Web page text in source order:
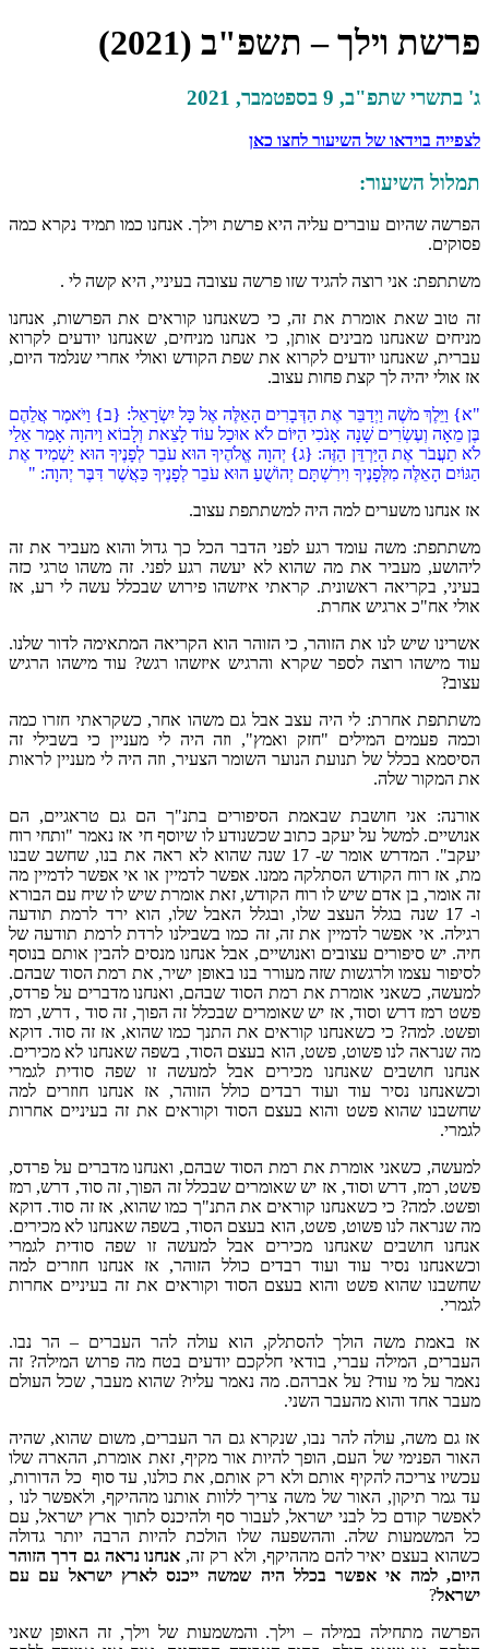
פרשת וילך – תשפ"ב (2021)
ג' בתשרי שתפ"ב, 9 בספטמבר, 2021
לצפייה בוידאו של השיעור לחצו כאן
תמלול השיעור:
הפרשה שהיום עוברים עליה היא פרשת וילך. אנחנו כמו תמיד נקרא כמה
פסוקים.
משתתפת: אני רוצה להגיד שזו פרשה עצובה בעיניי, היא קשה לי .
זה טוב שאת אומרת את זה, כי כשאנחנו קוראים את הפרשות, אנחנו
מניחים שאנחנו מבינים אותן, כי אנחנו מניחים, שאנחנו יודעים לקרוא
עברית, שאנחנו יודעים לקרוא את שפת הקודש ואולי אחרי שנלמד היום,
אז אולי יהיה לך קצת פחות עצוב.
"א} וַיֵּלֶךְ מֹשֶׁה וַיְדַבֵּר אֶת הַדְּבָרִים הָאֵלֶּה אֶל כָּל יִשְׂרָאֵל: {ב} וַיֹּאמֶר אֲלֵהֶם
בֶּן מֵאָה וְעֶשְׂרִים שָׁנָה אָנֹכִי הַיּוֹם לֹא אוּכַל עוֹד לָצֵאת וְלָבוֹא וַיהוָה אָמַר אֵלַי
לֹא תַעֲבֹר אֶת הַיַּרְדֵּן הַזֶּה: {ג} יְהוָה אֱלֹהֶיךָ הוּא עֹבֵר לְפָנֶיךָ הוּא יַשְׁמִיד אֶת
הַגּוֹיִם הָאֵלֶּה מִלְּפָנֶיךָ וִירִשְׁתָּם יְהוֹשֻׁעַ הוּא עֹבֵר לְפָנֶיךָ כַּאֲשֶׁר דִּבֶּר יְהוָה: "
אז אנחנו משערים למה היה למשתתפת עצוב.
משתתפת: משה עומד רגע לפני הדבר הכל כך גדול והוא מעביר את זה
ליהושע, מעביר את מה שהוא לא יעשה רגע לפני. זה משהו טרגי כזה
בעיני, בקריאה ראשונית. קראתי איזשהו פירוש שבכלל עשה לי רע, אז
אולי אח"כ ארגיש אחרת.
אשרינו שיש לנו את הזוהר, כי הזוהר הוא הקריאה המתאימה לדור שלנו.
עוד מישהו רוצה לספר שקרא והרגיש איזשהו רגש? עוד מישהו הרגיש
עצוב?
משתתפת אחרת: לי היה עצב אבל גם משהו אחר, כשקראתי חזרו כמה
וכמה פעמים המילים "חזק ואמץ", וזה היה לי מעניין כי בשבילי זה
הסיסמא בכלל של תנועת הנוער השומר הצעיר, וזה היה לי מעניין לראות
את המקור שלה.
אורנה: אני חושבת שבאמת הסיפורים בתנ"ך הם גם טראגיים, הם
אנושיים. למשל על יעקב כתוב שכשנודע לו שיוסף חי אז נאמר "ותחי רוח
יעקב". המדרש אומר ש- 17 שנה שהוא לא ראה את בנו, שחשב שבנו
מת, אז רוח הקודש הסתלקה ממנו. אפשר לדמיין או אי אפשר לדמיין מה
זה אומר, בן אדם שיש לו רוח הקודש, זאת אומרת שיש לו שיח עם הבורא
ו- 17 שנה בגלל העצב שלו, ובגלל האבל שלו, הוא ירד לרמת תודעה
רגילה. אי אפשר לדמיין את זה, זה כמו בשבילנו לרדת לרמת תודעה של
חיה. יש סיפורים עצובים ואנושיים, אבל אנחנו מנסים להבין אותם בנוסף
לסיפור עצמו ולרגשות שזה מעורר בנו באופן ישיר, את רמת הסוד שבהם.
למעשה, כשאני אומרת את רמת הסוד שבהם, ואנחנו מדברים על פרדס,
פשט רמז דרש וסוד, אז יש שאומרים שבכלל זה הפוך, זה סוד , דרש, רמז
ופשט. למה? כי כשאנחנו קוראים את התנך כמו שהוא, אז זה סוד. דוקא
מה שנראה לנו פשוט, פשט, הוא בעצם הסוד, בשפה שאנחנו לא מכירים.
אנחנו חושבים שאנחנו מכירים אבל למעשה זו שפה סודית לגמרי
וכשאנחנו נסיר עוד ועוד רבדים כולל הזוהר, אז אנחנו חוזרים למה
שחשבנו שהוא פשט והוא בעצם הסוד וקוראים את זה בעיניים אחרות
לגמרי.
למעשה, כשאני אומרת את רמת הסוד שבהם, ואנחנו מדברים על פרדס,
פשט, רמז, דרש וסוד, אז יש שאומרים שבכלל זה הפוך, זה סוד, דרש, רמז
ופשט. למה? כי כשאנחנו קוראים את התנ"ך כמו שהוא, אז זה סוד. דוקא
מה שנראה לנו פשוט, פשט, הוא בעצם הסוד, בשפה שאנחנו לא מכירים.
אנחנו חושבים שאנחנו מכירים אבל למעשה זו שפה סודית לגמרי
וכשאנחנו נסיר עוד ועוד רבדים כולל הזוהר, אז אנחנו חוזרים למה
שחשבנו שהוא פשט והוא בעצם הסוד וקוראים את זה בעיניים אחרות
לגמרי.
אז באמת משה הולך להסתלק, הוא עולה להר העברים – הר נבו.
העברים, המילה עברי, בודאי חלקכם יודעים בטח מה פרוש המילה? זה
נאמר על מי עוד? על אברהם. מה נאמר עליו? שהוא מעבר, שכל העולם
מעבר אחד והוא מהעבר השני.
אז גם משה, עולה להר נבו, שנקרא גם הר העברים, משום שהוא, שהיה
האור הפנימי של העם, הופך להיות אור מקיף, זאת אומרת, ההארה שלו
עכשיו צריכה להקיף אותם ולא רק אותם, את כולנו, עד סוף כל הדורות,
עד גמר תיקון, האור של משה צריך ללוות אותנו מההיקף, ולאפשר לנו ,
לאפשר קודם כל לבני ישראל, לעבור סף ולהיכנס לתוך ארץ ישראל, עם
כל המשמעות שלה. וההשפעה שלו הולכת להיות הרבה יותר גדולה
כשהוא בעצם יאיר להם מההיקף, ולא רק זה, אנחנו נראה גם דרך הזוהר
היום, למה אי אפשר בכלל היה שמשה ייכנס לארץ ישראל עם עם
ישראל?
הפרשה מתחילה במילה – וילך. והמשמעות של וילך, זה האופן שאני